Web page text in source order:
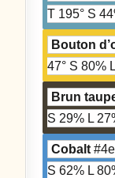
T 195° S
Bouton
47° S 80%
Brun
S 29% L
Cobalt
S 62% L